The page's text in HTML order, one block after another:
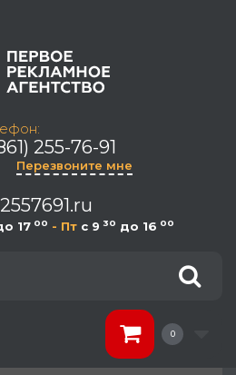
255-76-91
Перезвоните мне
17 00 - Пт c 9 30 до 16 00
0